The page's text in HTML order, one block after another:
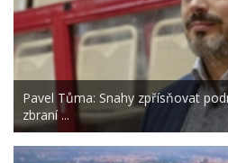
Pavel Tůma: Snahy zpřísňovat
zbraní ...